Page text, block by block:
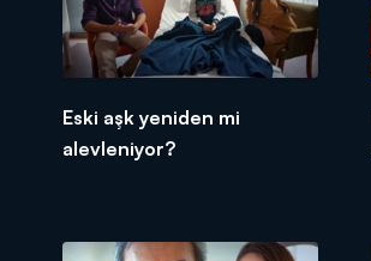
Eski aşk yeniden mi
alevleniyor?